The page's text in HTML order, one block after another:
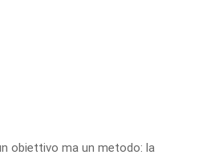
obiettivo ma un metodo: la